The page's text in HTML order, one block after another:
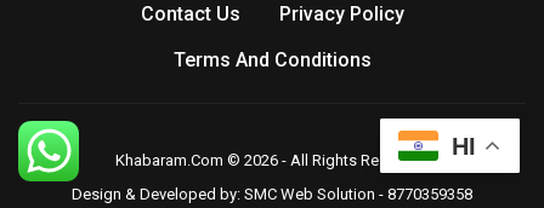
Contact Us
Privacy Policy
Terms And Conditions
Khabaram.Com © 2026 - All Rights Reserved.
Design & Developed by: SMC Web Solution - 8770359358
HI